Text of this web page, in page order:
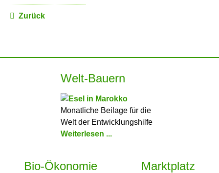
Zurück
Welt-Bauern
Monatliche Beilage für die
Welt der Entwicklungshilfe
Weiterlesen ...
Bio-Ökonomie Marktplatz